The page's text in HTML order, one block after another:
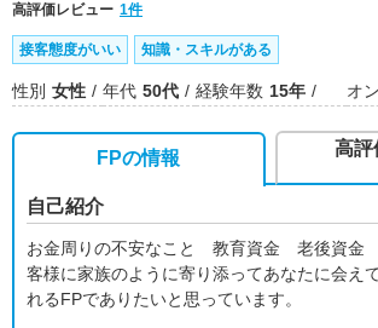
高評価レビュー 1件
接客態度がいい 知識・スキルがある
性別 女性 年代 50代 経験年数 15年 オ
FPの情報
自己紹介
お金周りの不安なこと 教育資金 老後資金
客様に家族のように寄り添ってあなたに会え
れるFPでありたいと思っています。
高評